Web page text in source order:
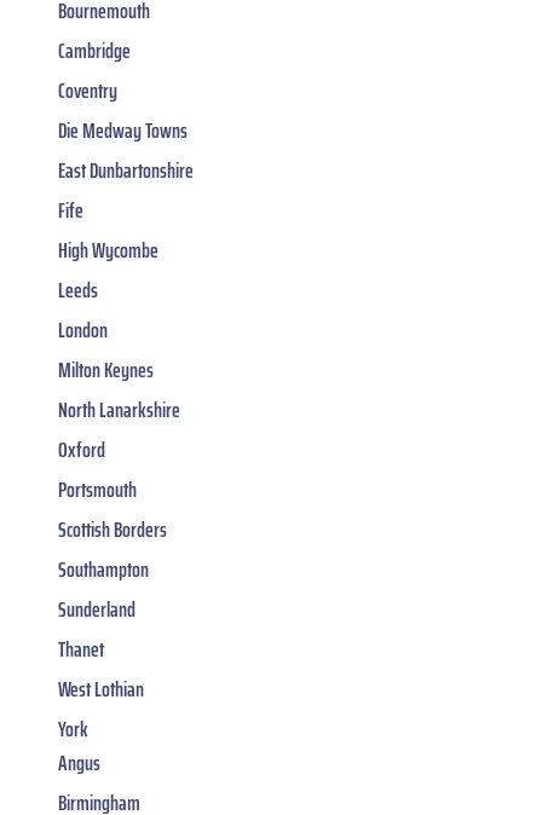
Bournemouth
Cambridge
Coventry
Die Medway Towns
East Dunbartonshire
Fife
High Wycombe
Leeds
London
Milton Keynes
North Lanarkshire
Oxford
Portsmouth
Scottish Borders
Southampton
Sunderland
Thanet
West Lothian
York
Angus
Birmingham